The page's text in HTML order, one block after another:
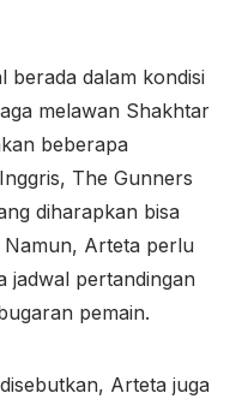
berada dalam kondisi
melawan Shakhtar
beberapa
The Gunners
diharapkan bisa
Arteta perlu
jadwal pertandingan
pemain.
Arteta juga